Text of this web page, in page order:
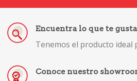
Encuentra lo que te gusta
Tenemos el producto ideal
Conoce nuestro